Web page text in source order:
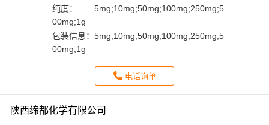
纯度：
5mg;10mg;50mg;100mg;250mg;5
00mg;1g
包装信息： 5mg;10mg;50mg;100mg;250mg;5
00mg;1g
电话询单
陕西缔都化学有限公司